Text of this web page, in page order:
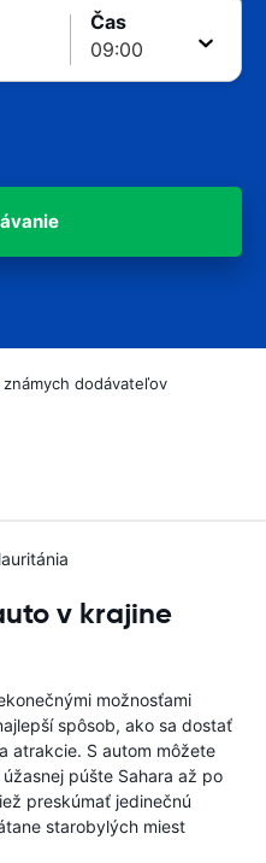
Čas
dodávateľov
v krajine
možnosťami
spôsob, ako sa dostať
atrakcie. S autom môžete
púšte Sahara až po
preskúmať jedinečnú
starobylých miest